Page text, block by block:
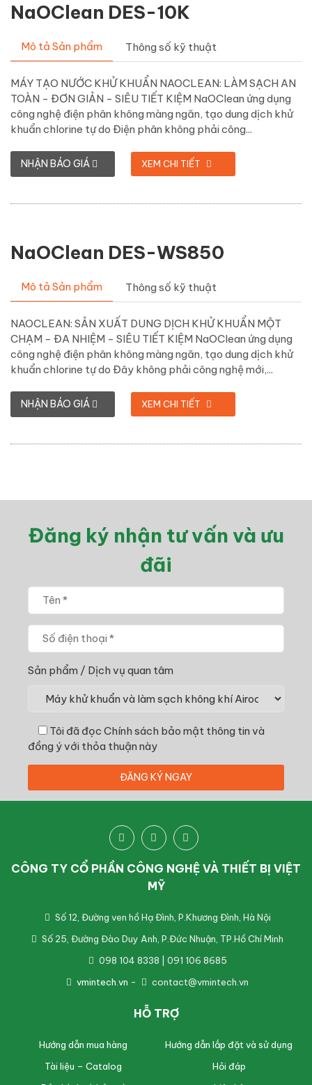
NaOClean DES-10K
Mô tả Sản phẩm Thông số kỹ thuật
MÁY TẠO NƯỚC KHỬ KHUẨN NAOCLEAN: LÀM SẠCH AN
TOÀN - ĐƠN GIẢN - SIÊU TIẾT KIỆM NaOClean ứng dụng
công nghệ điện phân không màng ngăn, tạo dung dịch khử
khuẩn chlorine tự do Điện phân không phải công...
NHẬN BÁO GIÁ XEM CHI TIẾT
NaOClean DES-WS850
Mô tả Sản phẩm Thông số kỹ thuật
NAOCLEAN: SẢN XUẤT DUNG DỊCH KHỬ KHUẨN MỘT
CHẠM - ĐA NHIỆM - SIÊU TIẾT KIỆM NaOClean ứng dụng
công nghệ điện phân không màng ngăn, tạo dung dịch khử
khuẩn chlorine tự do Đây không phải công nghệ mới,...
NHẬN BÁO GIÁ XEM CHI TIẾT
Đăng ký nhận tư vấn và ưu
đãi
Sản phẩm / Dịch vụ quan tâm
Tôi đã đọc Chính sách bảo mật thông tin và
đồng ý với thỏa thuận này
CÔNG TY CỔ PHẦN CÔNG NGHỆ VÀ THIẾT BỊ VIỆT
MỸ
Số 12, Đường ven hồ Hạ Đình, P.Khương Đình, Hà Nội
Số 25, Đường Đào Duy Anh, P.Đức Nhuận, TP.Hồ Chí Minh
098 104 8338 | 091 106 8685
vmintech.vn - contact@vmintech.vn
HỖ TRỢ
Hướng dẫn mua hàng
Hướng dẫn lắp đặt và sử dụng
Tài liệu – Catalog
Hỏi đáp